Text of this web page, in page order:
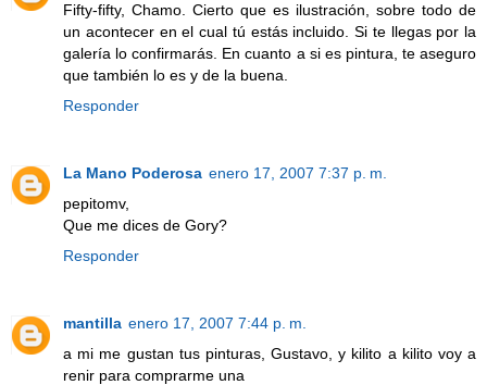
Fifty-fifty, Chamo. Cierto que es ilustración, sobre todo de
un acontecer en el cual tú estás incluido. Si te llegas por la
galería lo confirmarás. En cuanto a si es pintura, te aseguro
que también lo es y de la buena.
Responder
La Mano Poderosa enero 17, 2007 7:37 p. m.
pepitomv,
Que me dices de Gory?
Responder
mantilla enero 17, 2007 7:44 p. m.
a mi me gustan tus pinturas, Gustavo, y kilito a kilito voy a
renir para comprarme una